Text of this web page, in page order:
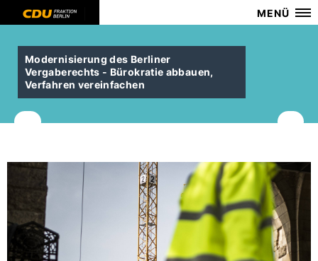
MENÜ
Modernisierung des Berliner
Vergaberechts - Bürokratie abbauen,
Verfahren vereinfachen